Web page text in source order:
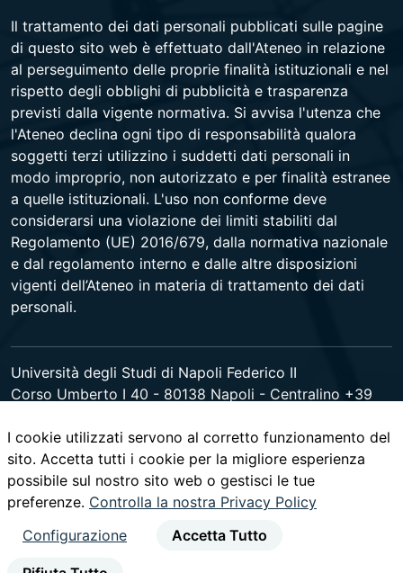
Il trattamento dei dati personali pubblicati sulle pagine
di questo sito web è effettuato dall'Ateneo in relazione
al perseguimento delle proprie finalità istituzionali e nel
rispetto degli obblighi di pubblicità e trasparenza
previsti dalla vigente normativa. Si avvisa l'utenza che
l'Ateneo declina ogni tipo di responsabilità qualora
soggetti terzi utilizzino i suddetti dati personali in
modo improprio, non autorizzato e per finalità estranee
a quelle istituzionali. L'uso non conforme deve
considerarsi una violazione dei limiti stabiliti dal
Regolamento (UE) 2016/679, dalla normativa nazionale
e dal regolamento interno e dalle altre disposizioni
vigenti dell’Ateneo in materia di trattamento dei dati
personali.
Università degli Studi di Napoli Federico II
Corso Umberto I 40 - 80138 Napoli - Centralino +39
00876220633 - PEC ateneo@pec.unina.it
youtube instagramfacebook
I cookie utilizzati servono al corretto funzionamento del
sito. Accetta tutti i cookie per la migliore esperienza
possibile sul nostro sito web o gestisci le tue
preferenze. Controlla la nostra Privacy Policy
Configurazione
Accetta Tutto